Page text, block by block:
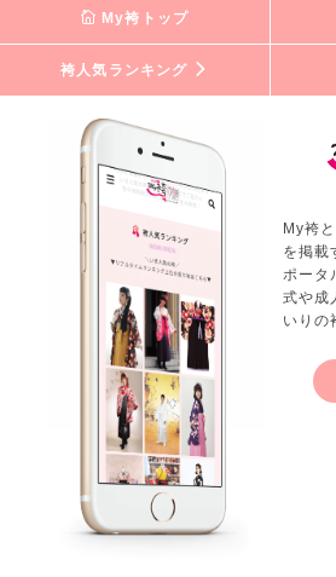
My袴トップ
袴人気ランキング
My袴
を掲載
ポータ
式や成
いりの